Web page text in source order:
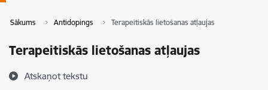
Sākums Antidopings Terapeitiskās lietošanas atļaujas
Terapeitiskās lietošanas atļaujas
Atskaņot tekstu